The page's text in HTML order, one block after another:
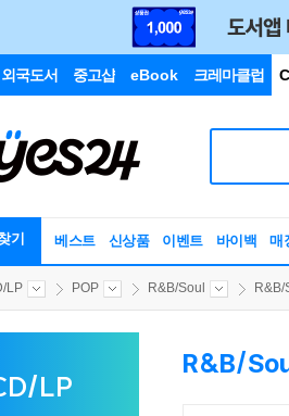
외국도서 중고샵 eBook 크레마클럽
기 베스트 신상품 이벤트 바이백 매
LP POP R&B/Soul
LP
R&B/